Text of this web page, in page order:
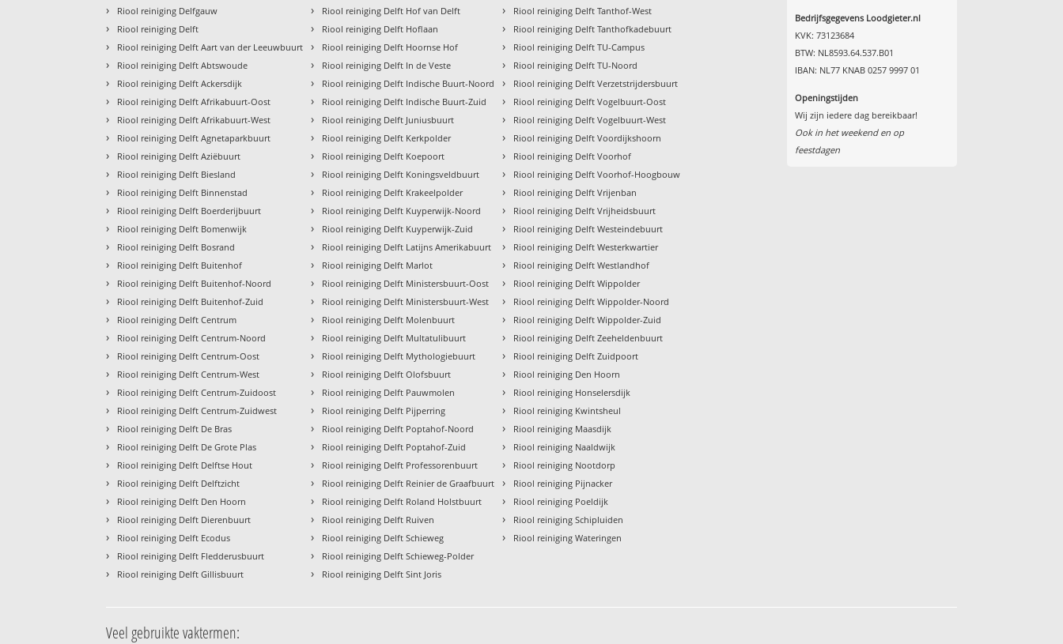
› Riool reiniging Delfgauw
› Riool reiniging Delft
› Riool reiniging Delft Aart van der Leeuwbuurt
› Riool reiniging Delft Abtswoude
› Riool reiniging Delft Ackersdijk
› Riool reiniging Delft Afrikabuurt-Oost
› Riool reiniging Delft Afrikabuurt-West
› Riool reiniging Delft Agnetaparkbuurt
› Riool reiniging Delft Aziëbuurt
› Riool reiniging Delft Biesland
› Riool reiniging Delft Binnenstad
› Riool reiniging Delft Boerderijbuurt
› Riool reiniging Delft Bomenwijk
› Riool reiniging Delft Bosrand
› Riool reiniging Delft Buitenhof
› Riool reiniging Delft Buitenhof-Noord
› Riool reiniging Delft Buitenhof-Zuid
› Riool reiniging Delft Centrum
› Riool reiniging Delft Centrum-Noord
› Riool reiniging Delft Centrum-Oost
› Riool reiniging Delft Centrum-West
› Riool reiniging Delft Centrum-Zuidoost
› Riool reiniging Delft Centrum-Zuidwest
› Riool reiniging Delft De Bras
› Riool reiniging Delft De Grote Plas
› Riool reiniging Delft Delftse Hout
› Riool reiniging Delft Delftzicht
› Riool reiniging Delft Den Hoorn
› Riool reiniging Delft Dierenbuurt
› Riool reiniging Delft Ecodus
› Riool reiniging Delft Fledderusbuurt
› Riool reiniging Delft Gillisbuurt
› Riool reiniging Delft Hof van Delft
› Riool reiniging Delft Hoflaan
› Riool reiniging Delft Hoornse Hof
› Riool reiniging Delft In de Veste
› Riool reiniging Delft Indische Buurt-Noord
› Riool reiniging Delft Indische Buurt-Zuid
› Riool reiniging Delft Juniusbuurt
› Riool reiniging Delft Kerkpolder
› Riool reiniging Delft Koepoort
› Riool reiniging Delft Koningsveldbuurt
› Riool reiniging Delft Krakeelpolder
› Riool reiniging Delft Kuyperwijk-Noord
› Riool reiniging Delft Kuyperwijk-Zuid
› Riool reiniging Delft Latijns Amerikabuurt
› Riool reiniging Delft Marlot
› Riool reiniging Delft Ministersbuurt-Oost
› Riool reiniging Delft Ministersbuurt-West
› Riool reiniging Delft Molenbuurt
› Riool reiniging Delft Multatulibuurt
› Riool reiniging Delft Mythologiebuurt
› Riool reiniging Delft Olofsbuurt
› Riool reiniging Delft Pauwmolen
› Riool reiniging Delft Pijperring
› Riool reiniging Delft Poptahof-Noord
› Riool reiniging Delft Poptahof-Zuid
› Riool reiniging Delft Professorenbuurt
› Riool reiniging Delft Reinier de Graafbuurt
› Riool reiniging Delft Roland Holstbuurt
› Riool reiniging Delft Ruiven
› Riool reiniging Delft Schieweg
› Riool reiniging Delft Schieweg-Polder
› Riool reiniging Delft Sint Joris
› Riool reiniging Delft Tanthof-West
› Riool reiniging Delft Tanthofkadebuurt
› Riool reiniging Delft TU-Campus
› Riool reiniging Delft TU-Noord
› Riool reiniging Delft Verzetstrijdersbuurt
› Riool reiniging Delft Vogelbuurt-Oost
› Riool reiniging Delft Vogelbuurt-West
› Riool reiniging Delft Voordijkshoorn
› Riool reiniging Delft Voorhof
› Riool reiniging Delft Voorhof-Hoogbouw
› Riool reiniging Delft Vrijenban
› Riool reiniging Delft Vrijheidsbuurt
› Riool reiniging Delft Westeindebuurt
› Riool reiniging Delft Westerkwartier
› Riool reiniging Delft Westlandhof
› Riool reiniging Delft Wippolder
› Riool reiniging Delft Wippolder-Noord
› Riool reiniging Delft Wippolder-Zuid
› Riool reiniging Delft Zeeheldenbuurt
› Riool reiniging Delft Zuidpoort
› Riool reiniging Den Hoorn
› Riool reiniging Honselersdijk
› Riool reiniging Kwintsheul
› Riool reiniging Maasdijk
› Riool reiniging Naaldwijk
› Riool reiniging Nootdorp
› Riool reiniging Pijnacker
› Riool reiniging Poeldijk
› Riool reiniging Schipluiden
› Riool reiniging Wateringen
Bedrijfsgegevens Loodgieter.nl
KVK: 73123684
BTW: NL8593.64.537.B01
IBAN: NL77 KNAB 0257 9997 01
Openingstijden
Wij zijn iedere dag bereikbaar!
Ook in het weekend en op
feestdagen
Veel gebruikte vaktermen: